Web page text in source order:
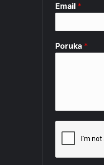
Email *
Poruka *